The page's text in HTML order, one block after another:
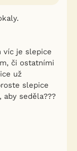
víc je slepice
či ostatními
už
slepice
seděla???